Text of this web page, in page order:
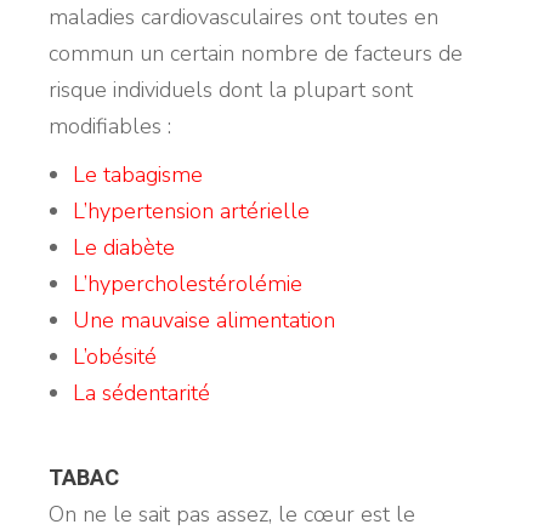
maladies cardiovasculaires ont toutes en
commun un certain nombre de facteurs de
risque individuels dont la plupart sont
modifiables :
Le tabagisme
L’hypertension artérielle
Le diabète
L’hypercholestérolémie
Une mauvaise alimentation
L’obésité
La sédentarité
TABAC
On ne le sait pas assez, le cœur est le